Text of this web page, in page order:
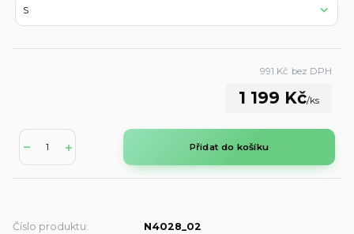
1 199 Kč/ks
991 Kč bez DPH
Přidat do košíku
Číslo produktu:
N4028_02